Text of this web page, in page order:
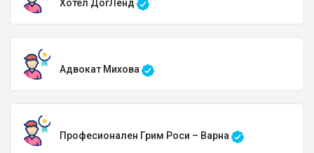
Хотел ДогЛенд
Адвокат Михова
Професионален Грим Роси – Варна